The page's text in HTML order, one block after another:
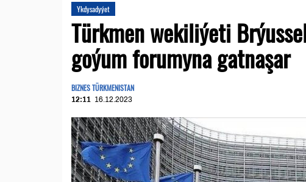
Ykdysadyýet
Türkmen wekiliýeti
goýum forumyna gatnaşar
BIZNES TÜRKMENISTAN
12:11 16.12.2023